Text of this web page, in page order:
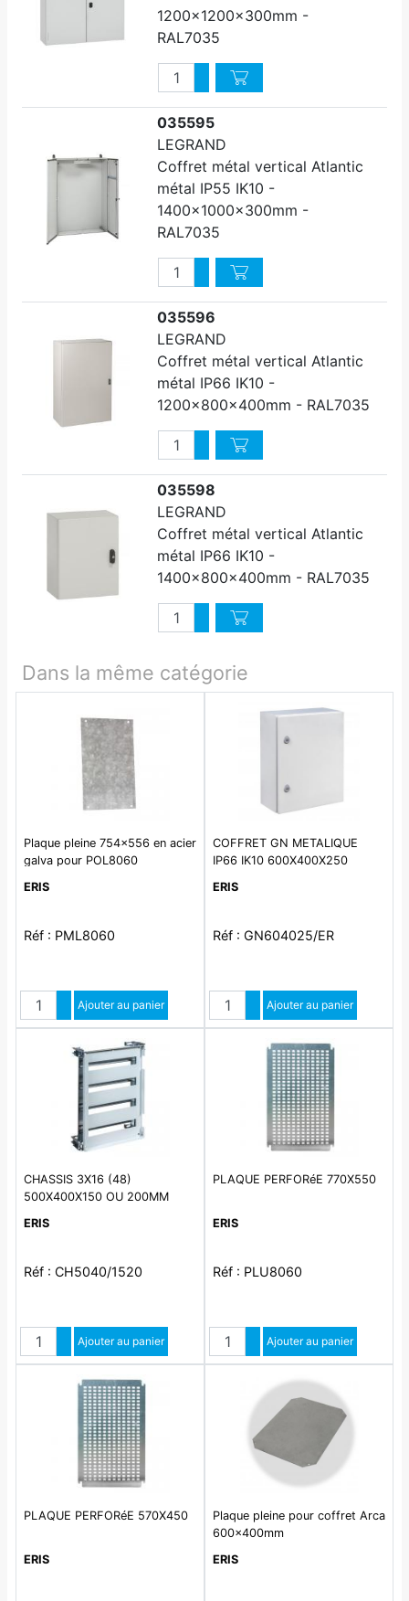
1200x1200x300mm -
RAL7035
QuantitéAugmenter quantité
Diminuer quantité
035595
LEGRAND
Coffret métal vertical Atlantic
métal IP55 IK10 -
1400x1000x300mm -
RAL7035
QuantitéAugmenter quantité
Diminuer quantité
035596
LEGRAND
Coffret métal vertical Atlantic
métal IP66 IK10 -
1200x800x400mm - RAL7035
QuantitéAugmenter quantité
Diminuer quantité
035598
LEGRAND
Coffret métal vertical Atlantic
métal IP66 IK10 -
1400x800x400mm - RAL7035
QuantitéAugmenter quantité
Diminuer quantité
Dans la même catégorie
Plaque pleine 754x556 en acier
galva pour POL8060
ERIS
Réf : PML8060
QuantitéAugmenter quantité
Diminuer quantité
Ajouter au panier
COFFRET GN METALIQUE
IP66 IK10 600X400X250
ERIS
Réf : GN604025/ER
QuantitéAugmenter quantité
Diminuer quantité
Ajouter au panier
CHASSIS 3X16 (48)
500X400X150 OU 200MM
ERIS
Réf : CH5040/1520
QuantitéAugmenter quantité
Diminuer quantité
Ajouter au panier
PLAQUE PERFORéE 770X550
ERIS
Réf : PLU8060
QuantitéAugmenter quantité
Diminuer quantité
Ajouter au panier
PLAQUE PERFORéE 570X450
ERIS
Plaque pleine pour coffret Arca
600x400mm
ERIS